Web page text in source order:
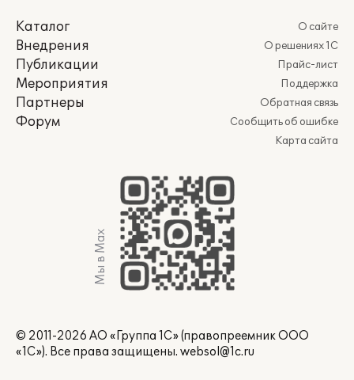
Каталог
Внедрения
Публикации
Мероприятия
Партнеры
Форум
О сайте
О решениях 1С
Прайс-лист
Поддержка
Обратная связь
Сообщить об ошибке
Карта сайта
Мы в Max
© 2011-2026 АО «Группа 1С» (правопреемник ООО
«1С»). Все права защищены. websol@1c.ru